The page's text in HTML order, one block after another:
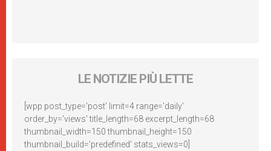
LE NOTIZIE PIÙ LETTE
[wpp post_type='post' limit=4 range='daily'
order_by='views' title_length=68 excerpt_length=68
thumbnail_width=150 thumbnail_height=150
thumbnail_build='predefined' stats_views=0]